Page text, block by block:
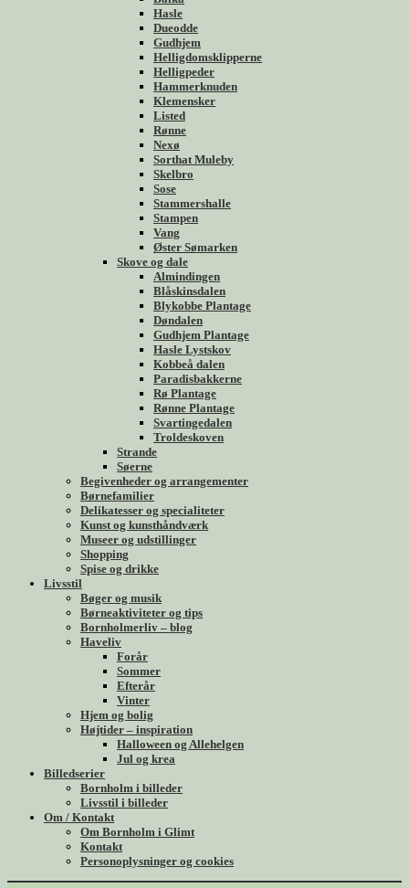
Hasle
Dueodde
Gudhjem
Helligdomsklipperne
Helligpeder
Hammerknuden
Klemensker
Listed
Rønne
Nexø
Sorthat Muleby
Skelbro
Sose
Stammershalle
Stampen
Vang
Øster Sømarken
Skove og dale
Almindingen
Blåskinsdalen
Blykobbe Plantage
Døndalen
Gudhjem Plantage
Hasle Lystskov
Kobbeå dalen
Paradisbakkerne
Rø Plantage
Rønne Plantage
Svartingedalen
Troldeskoven
Strande
Søerne
Begivenheder og arrangementer
Børnefamilier
Delikatesser og specialiteter
Kunst og kunsthåndværk
Museer og udstillinger
Shopping
Spise og drikke
Livsstil
Bøger og musik
Børneaktiviteter og tips
Bornholmerliv – blog
Haveliv
Forår
Sommer
Efterår
Vinter
Hjem og bolig
Højtider – inspiration
Halloween og Allehelgen
Jul og krea
Billedserier
Bornholm i billeder
Livsstil i billeder
Om / Kontakt
Om Bornholm i Glimt
Kontakt
Personoplysninger og cookies